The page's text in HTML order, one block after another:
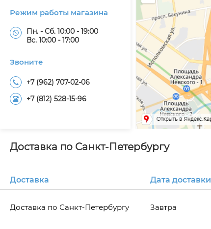
Режим работы магазина
Пн. - Сб. 10:00 - 19:00
Вс. 10:00 - 17:00
Звоните
+7 (962) 707-02-06
+7 (812) 528-15-96
Доставка по Санкт-Петербургу
Доставка Дата доставки
Доставка по Санкт-Петербургу Завтра